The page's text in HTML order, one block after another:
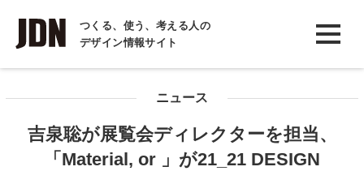
つくる、使う、考える人の
デザイン情報サイト
INTERVIEW
インタビュー
COLUMN
ニュース
吉泉聡が展覧会ディレクターを担当、
「Material, or 」が21_21 DESIGN